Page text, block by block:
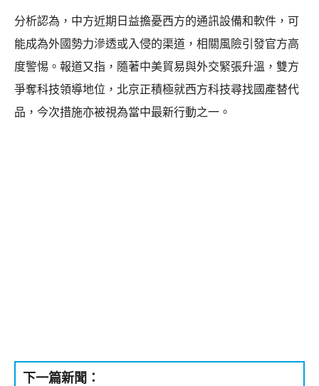
分析認為，中方近期日益擔憂西方的通訊設備和軟件，可
能成為外國勢力滲透或入侵的渠道，相關風險引發官方高
度警惕。報道又指，隨著中美貿易與外交緊張升溫，雙方
爭奪科技領導地位，北京正積極就西方科技尋找國產替代
品，今次措施亦被視為當中最新行動之一。
下一篇新聞：